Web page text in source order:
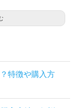
特徴や購入方